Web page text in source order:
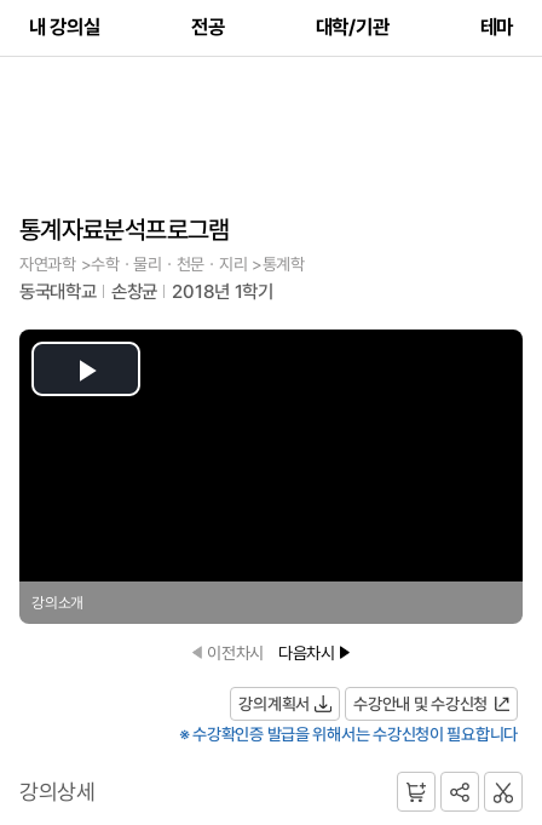
내 강의실 전공 대학/기관 테마
통계자료분석프로그램
자연과학 >수학ㆍ물리ㆍ천문ㆍ지리 >통계학
동국대학교 손창균 2018년 1학기
Play
강의소개
이전차시 다음차시
강의계획서
수강안내 및 수강신청
※ 수강확인증 발급을 위해서는 수강신청이 필요합니다
강의상세